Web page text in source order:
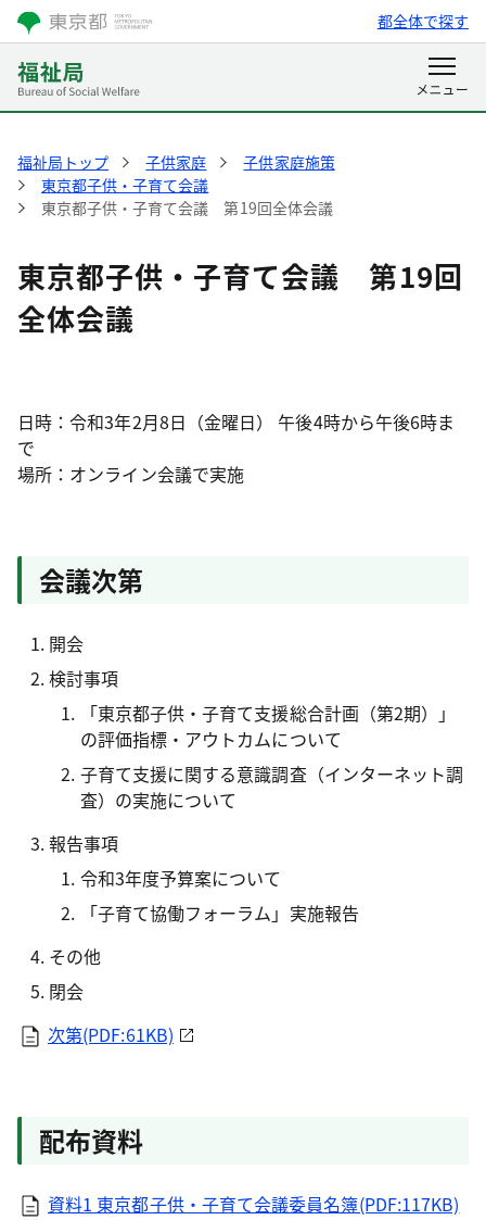
都全体で探す
福祉局トップ 子供家庭
子供家庭施策
東京都子供・子育て会議
東京都子供・子育て会議 第19回全体会議
東京都子供・子育て会議 第19回
全体会議
日時：令和3年2月8日（金曜日） 午後4時から午後6時ま
で
場所：オンライン会議で実施
会議次第
開会
検討事項
「東京都子供・子育て支援総合計画（第2期）」
の評価指標・アウトカムについて
子育て支援に関する意識調査（インターネット調
査）の実施について
報告事項
令和3年度予算案について
「子育て協働フォーラム」実施報告
その他
閉会
次第(PDF:61KB)
配布資料
資料1 東京都子供・子育て会議委員名簿(PDF:117KB)